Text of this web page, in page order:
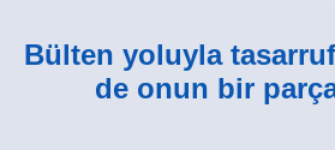
Bülten yoluyla
de onun bir